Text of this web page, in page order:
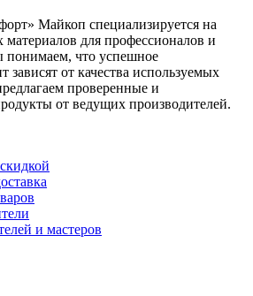
Майкоп специализируется на
для профессионалов и
что успешное
зависят от качества используемых
проверенные и
от ведущих производителей.
и мастеров